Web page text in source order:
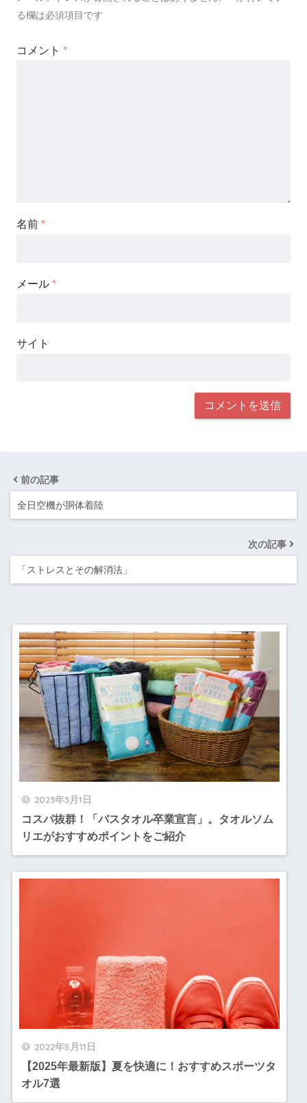
る欄は必須項目です
コメント *
名前 *
メール *
サイト
前の記事
全日空機が胴体着陸
次の記事
「ストレスとその解消法」
2023年3月1日
コスパ抜群！「バスタオル卒業宣言」。タオルソム
リエがおすすめポイントをご紹介
2022年5月11日
【2025年最新版】夏を快適に！おすすめスポーツタ
オル7選